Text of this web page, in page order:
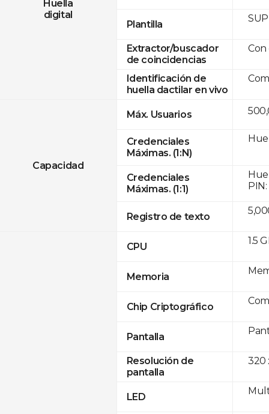
Huella
digital
Plantilla
Extractor/buscador
de coincidencias
Identificación de
huella dactilar en vivo
Capacidad
Máx. Usuarios
Credenciales
Máximas. (1:N)
Credenciales
Máximas. (1:1)
Registro de texto
CPU
Memoria
Chip Criptográfico
Pantalla
Resolución de
pantalla
LED
Con
1.5
320